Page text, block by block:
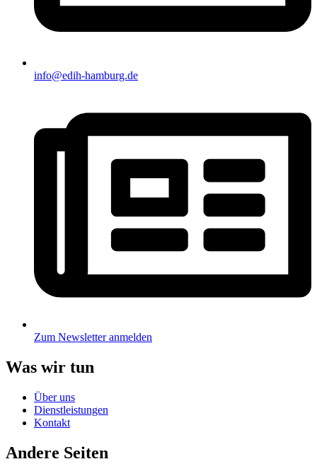
info@edih-hamburg.de
Zum Newsletter anmelden
Was wir tun
Über uns
Dienstleistungen
Kontakt
Andere Seiten